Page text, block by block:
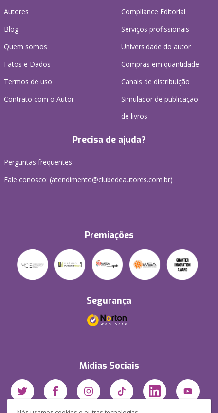
Autores
Blog
Quem somos
Fatos e Dados
Termos de uso
Contrato com o Autor
Compliance Editorial
Serviços profissionais
Universidade do autor
Compras em quantidade
Canais de distribuição
Simulador de publicação
de livros
Precisa de ajuda?
Perguntas frequentes
Fale conosco: (atendimento@clubedeautores.com.br)
Premiações
Segurança
Mídias Sociais